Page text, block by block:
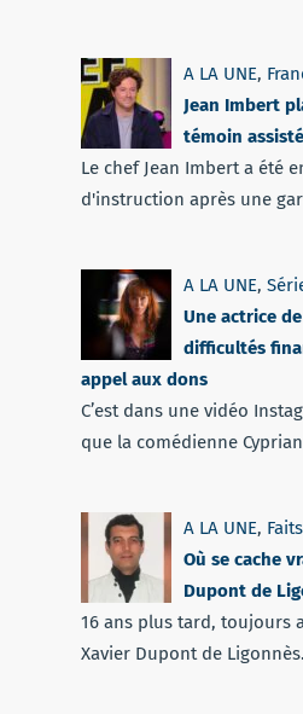
A LA UNE,
Jean Imbert
témoin
Le chef Jean Imbert a été
d'instruction après une
A LA UNE,
Une actrice
difficultés
appel aux dons
C’est dans une vidéo
que la comédienne
A LA UNE,
Où se cache
Dupont de
16 ans plus tard, toujours
Xavier Dupont de